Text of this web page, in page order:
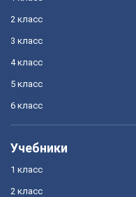
2 класс
3 класс
4 класс
5 класс
6 класс
Учебники
1 класс
2 класс